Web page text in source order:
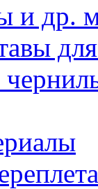
и др.